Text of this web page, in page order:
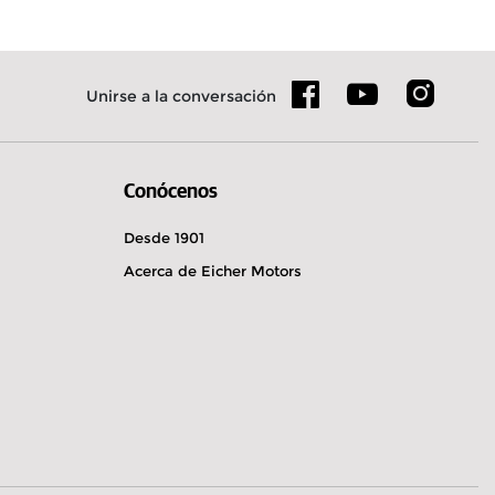
Unirse a la conversación
Conócenos
Desde 1901
Acerca de Eicher Motors